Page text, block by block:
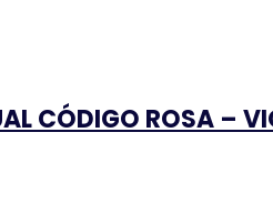
CÓDIGO ROSA –